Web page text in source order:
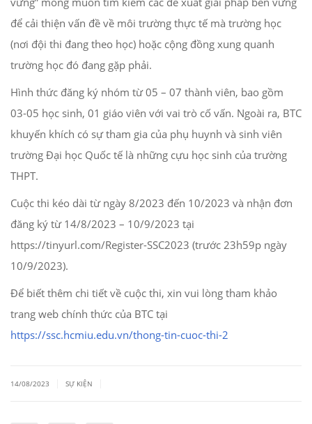
để cải thiện vấn đề về môi trường thực tế mà trường học
(nơi đội thi đang theo học) hoặc cộng đồng xung quanh
trường học đó đang gặp phải.
Hình thức đăng ký nhóm từ 05 – 07 thành viên, bao gồm
03-05 học sinh, 01 giáo viên với vai trò cố vấn. Ngoài ra, BTC
khuyến khích có sự tham gia của phụ huynh và sinh viên
trường Đại học Quốc tế là những cựu học sinh của trường
THPT.
Cuộc thi kéo dài từ ngày 8/2023 đến 10/2023 và nhận đơn
đăng ký từ 14/8/2023 – 10/9/2023 tại
https://tinyurl.com/Register-SSC2023 (trước 23h59p ngày
10/9/2023).
Để biết thêm chi tiết về cuộc thi, xin vui lòng tham khảo
trang web chính thức của BTC tại
https://ssc.hcmiu.edu.vn/thong-tin-cuoc-thi-2
14/08/2023 SỰ KIỆN